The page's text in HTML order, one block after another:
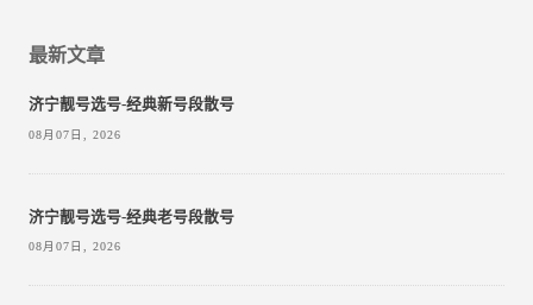
最新文章
济宁靓号选号-经典新号段散号
08月07日, 2026
济宁靓号选号-经典老号段散号
08月07日, 2026